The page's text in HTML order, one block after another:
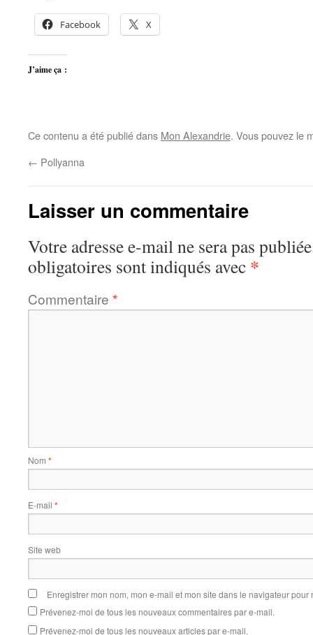
Facebook X
J’aime ça :
Ce contenu a été publié dans Mon Alexandrie. Vous pouvez le
← Pollyanna
Laisser un commentaire
Votre adresse e-mail ne sera pas
obligatoires sont indiqués avec *
Commentaire *
Nom *
E-mail *
Site web
Enregistrer mon nom, mon e-mail et mon site dans le navigateur
Prévenez-moi de tous les nouveaux commentaires par e-mail.
Prévenez-moi de tous les nouveaux articles par e-mail.